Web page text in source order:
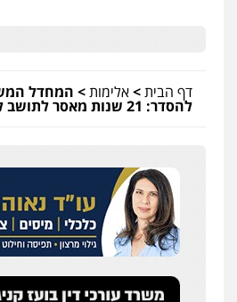
דף הבית>אלימות> המחדל
להסדר: 21 שנות מאסר לתושב לוד שהורשע ברצח